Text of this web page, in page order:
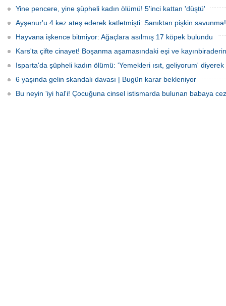
Yine pencere, yine şüpheli kadın ölümü! 5'inci kattan 'düştü'
Ayşenur'u 4 kez ateş ederek katletmişti: Sanıktan pişkin savunma!
Hayvana işkence bitmiyor: Ağaçlara asılmış 17 köpek bulundu
Kars'ta çifte cinayet! Boşanma aşamasındaki eşi ve
Isparta'da şüpheli kadın ölümü: 'Yemekleri ısıt, geliyorum' diyerek
6 yaşında gelin skandalı davası | Bugün karar bekleniyor
Bu neyin 'iyi hal'i! Çocuğuna cinsel istismarda bulunan babaya